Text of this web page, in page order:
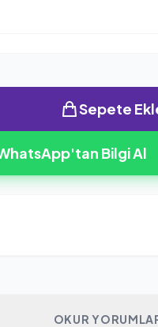
Sepete
Bilgi Al
OKUR